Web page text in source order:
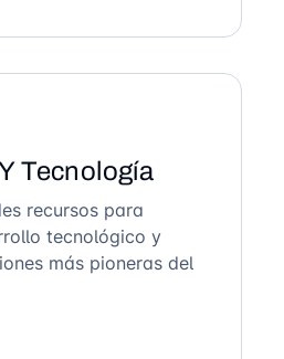
Tecnología
recursos para
tecnológico y
más pioneras del